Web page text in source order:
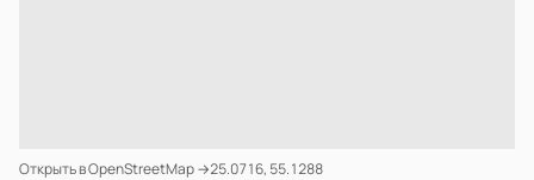
Открыть в OpenStreetMap →25.0716, 55.1288